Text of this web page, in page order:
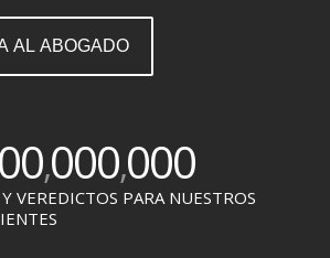
,000,000
VEREDICTOS PARA NUESTROS